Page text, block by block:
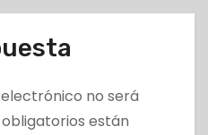
no será
están